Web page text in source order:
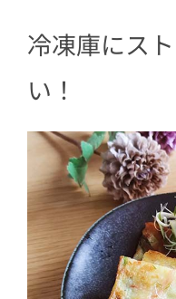
冷凍庫にス
い！